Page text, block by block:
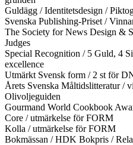
Guldägg / Identitetsdesign /
Svenska Publishing-Priset /
The Society for News Design &
Judges
Special Recognition / 5 Guld, 4
excellence
Utmärkt Svensk form / 2 st för
Årets Svenska Måltidslitteratur /
Olivoljeguiden
Gourmand World Cookbook
Core / utmärkelse för FORM
Kolla / utmärkelse för FORM
Bokmässan / HDK Bokpris /